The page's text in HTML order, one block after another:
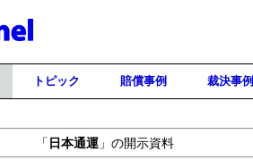
トピック 賠償事例 裁決事例
「 日本通運 」の開示資料